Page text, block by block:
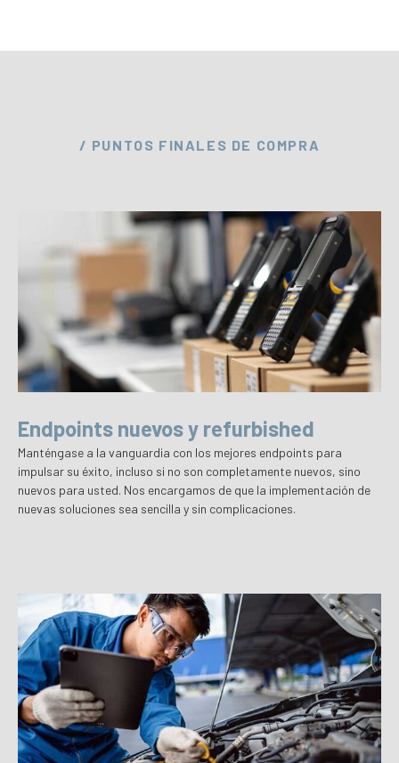
/ PUNTOS FINALES DE COMPRA
Endpoints nuevos y refurbished
Manténgase a la vanguardia con los mejores endpoints para
impulsar su éxito, incluso si no son completamente nuevos, sino
nuevos para usted. Nos encargamos de que la implementación de
nuevas soluciones sea sencilla y sin complicaciones.